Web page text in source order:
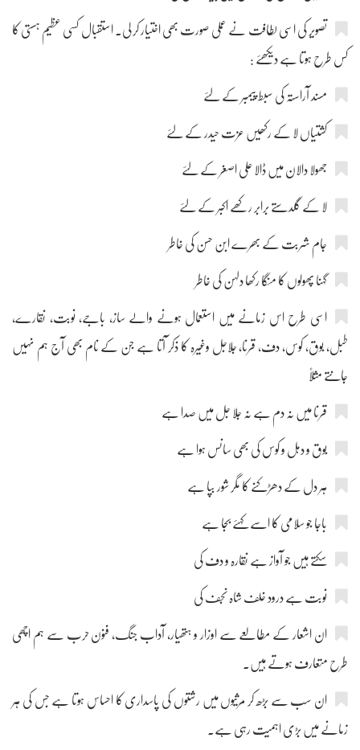
تصویر کی اسی لطافت نے عملی صورت بھی اختیار کر لی۔ استقبال کسی عظیم ہستی کا
کس طرح ہوتا ہے دیکھئے :
مسند آراستہ کی سبط پیمبر کے لئے
کشتیاں لا کے رکھیں عزت حیدر کے لئے
جھولا دالان میں ڈالا علی اصغر کے لئے
لا کے گلدستے برابر رکھے اکبر کے لئے
جام شربت کے بھرے ابن حسن کی خاطر
گہنا پھولوں کا منگا رکھا دلہن کی خاطر
اسی طرح اس زمانے میں استعمال ہونے والے ساز، باجے، نوبت، نقارے،
طبل، بوق، کوس، دف، قرنا، جلاجل وغیرہ کا ذکر آتا ہے جن کے نام بھی آج ہم نہیں
جانتے مثلاً
قرنا میں نہ دم ہے نہ جلا جل میں صدا ہے
بوق و دہل و کوس کی بھی سانس ہوا ہے
ہر دل کے دھڑکنے کا مگر شور بپا ہے
باجا جو سلامی کا اسے کہئے بجا ہے
سکتے ہیں جو آواز ہے نقارہ و دف کی
نوبت ہے درود خلف شاہ نجف کی
ان اشعار کے مطالعے سے اوزار و ہتھیار، آداب جنگ، فنون حرب سے ہم اچھی
طرح متعارف ہوتے ہیں۔
ان سب سے بڑھ کر مرثیوں میں رشتوں کی پاسداری کا احساس ہوتا ہے جس کی ہر
زمانے میں بڑی اہمیت رہی ہے۔